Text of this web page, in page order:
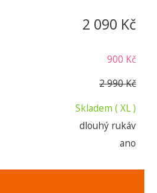
2 090 Kč
900 Kč
2 990 Kč
Skladem ( XL )
dlouhý rukáv
ano